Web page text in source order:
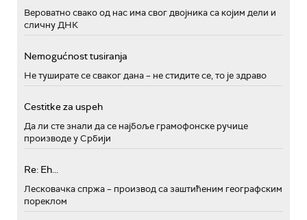
Вероватно свако од нас има свог двојника са којим дели и
сличну ДНК
Nemogućnost tusiranja
Не туширате се сваког дана – не стидите се, то је здраво
Cestitke za uspeh
Да ли сте знали да се најбоље грамофонске ручице
производе у Србији
Re: Eh...
Лесковачка спржа – производ са заштићеним географским
пореклом